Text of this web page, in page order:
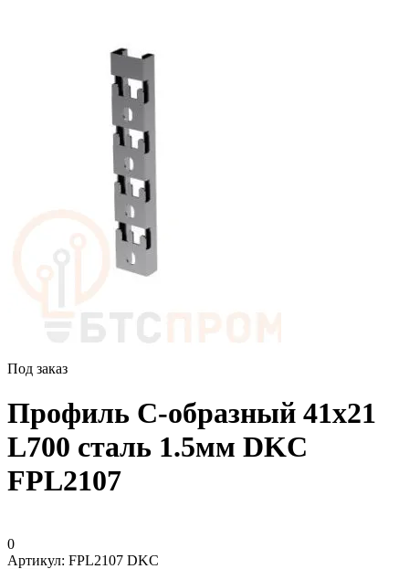
Под заказ
Профиль С-образный 41х21
L700 сталь 1.5мм DKC
FPL2107
0
Артикул: FPL2107 DKC